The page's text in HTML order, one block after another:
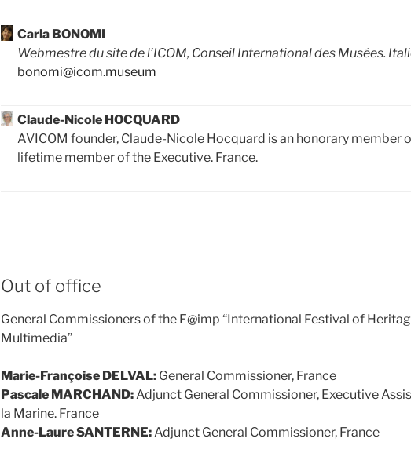
Carla BONOMI
Webmestre du site de l’ICOM, Conseil International des Musées.
bonomi@icom.museum
Claude-Nicole HOCQUARD
AVICOM founder, Claude-Nicole Hocquard is an honorary member
lifetime member of the Executive. France.
Out of office
General Commissioners of the F@imp “International Festival of
Multimedia”
Marie-Françoise DELVAL: General Commissioner, France
Pascale MARCHAND:Adjunct General Commissioner, Executive
la Marine. France
Anne-Laure SANTERNE:Adjunct General Commissioner, France